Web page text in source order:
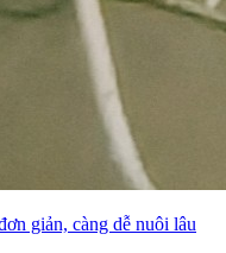
giản, càng dễ nuôi lâu